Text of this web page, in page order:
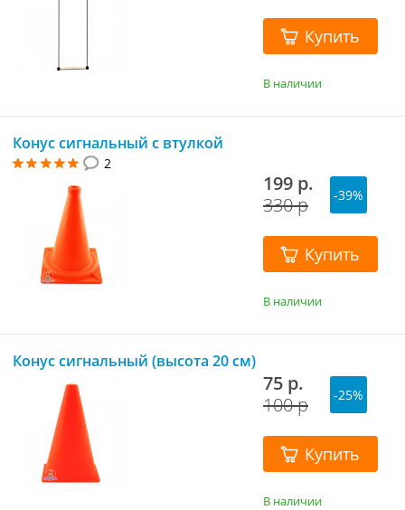
Купить
В наличии
Конус сигнальный с втулкой
2
199 р.
330 р
-39%
Купить
В наличии
Конус сигнальный (высота 20 см)
75 р.
100 р
-25%
Купить
В наличии